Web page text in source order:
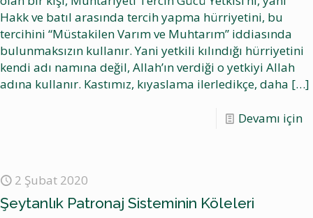
Hakk ve batıl arasında tercih yapma hürriyetini, bu
tercihini “Müstakilen Varım ve Muhtarım” iddiasında
bulunmaksızın kullanır. Yani yetkili kılındığı hürriyetini
kendi adı namına değil, Allah’ın verdiği o yetkiyi Allah
adına kullanır. Kastımız, kıyaslama ilerledikçe, daha […]
Devamı için
2 Şubat 2020
Şeytanlık Patronaj Sisteminin Köleleri